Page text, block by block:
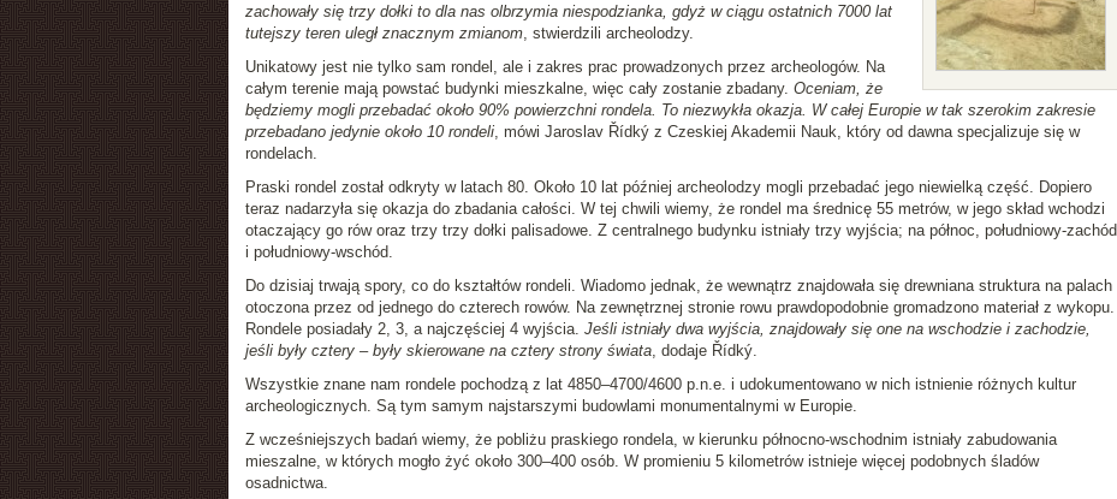
zachowały się trzy dołki to dla nas olbrzymia niespodzianka, gdyż w ciągu ostatnich 7000 lat
tutejszy teren uległ znacznym zmianom, stwierdzili archeolodzy.
Unikatowy jest nie tylko sam rondel, ale i zakres prac prowadzonych przez archeologów. Na
całym terenie mają powstać budynki mieszkalne, więc cały zostanie zbadany. Oceniam, że
będziemy mogli przebadać około 90% powierzchni rondela. To niezwykła okazja. W całej Europie w tak szerokim zakresie
przebadano jedynie około 10 rondeli, mówi Jaroslav Řídký z Czeskiej Akademii Nauk, który od dawna specjalizuje się w
rondelach.
Praski rondel został odkryty w latach 80. Około 10 lat później archeolodzy mogli przebadać jego niewielką część. Dopiero
teraz nadarzyła się okazja do zbadania całości. W tej chwili wiemy, że rondel ma średnicę 55 metrów, w jego skład wchodzi
otaczający go rów oraz trzy trzy dołki palisadowe. Z centralnego budynku istniały trzy wyjścia; na północ, południowy-zachód
i południowy-wschód.
Do dzisiaj trwają spory, co do kształtów rondeli. Wiadomo jednak, że wewnątrz znajdowała się drewniana struktura na palach
otoczona przez od jednego do czterech rowów. Na zewnętrznej stronie rowu prawdopodobnie gromadzono materiał z wykopu.
Rondele posiadały 2, 3, a najczęściej 4 wyjścia. Jeśli istniały dwa wyjścia, znajdowały się one na wschodzie i zachodzie,
jeśli były cztery – były skierowane na cztery strony świata, dodaje Řídký.
Wszystkie znane nam rondele pochodzą z lat 4850–4700/4600 p.n.e. i udokumentowano w nich istnienie różnych kultur
archeologicznych. Są tym samym najstarszymi budowlami monumentalnymi w Europie.
Z wcześniejszych badań wiemy, że pobliżu praskiego rondela, w kierunku północno-wschodnim istniały zabudowania
mieszalne, w których mogło żyć około 300–400 osób. W promieniu 5 kilometrów istnieje więcej podobnych śladów
osadnictwa.